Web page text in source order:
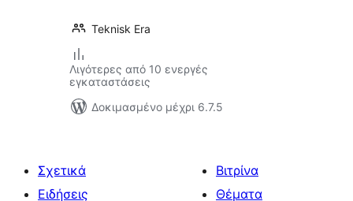
Teknisk Era
Λιγότερες από 10 ενεργές
εγκαταστάσεις
Δοκιμασμένο μέχρι 6.7.5
Σχετικά
Ειδήσεις
Βιτρίνα
Θέματα